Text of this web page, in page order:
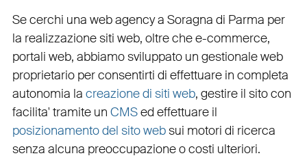
Se cerchi una web agency a Soragna di Parma per
la realizzazione siti web, oltre chee-commerce,
portali web, abbiamo sviluppato un gestionale web
proprietario per consentirti di effettuare in completa
autonomia la creazione di siti web, gestire il sito con
facilita' tramite un CMSed effettuare il
posizionamento del sito websui motori di ricerca
senza alcuna preoccupazione o costi ulteriori.